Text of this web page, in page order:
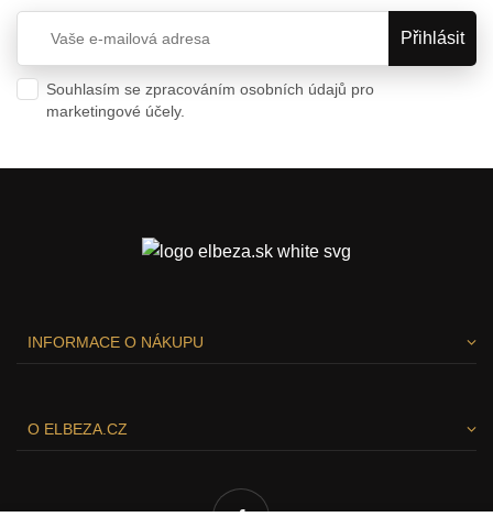
Souhlasím se zpracováním osobních údajů pro
marketingové účely.
INFORMACE O NÁKUPU
O ELBEZA.CZ